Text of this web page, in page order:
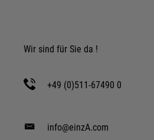
Wir sind für Sie da !
+49 (0)511-67490 0
info@einzA.com